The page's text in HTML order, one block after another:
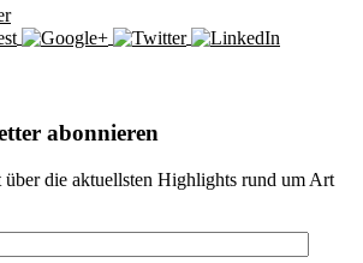
abonnieren
die aktuellsten Highlights rund um Art